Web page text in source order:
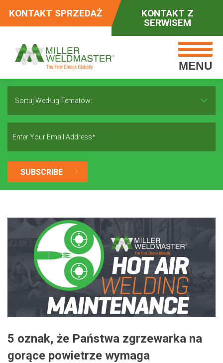
KONTAKT SPRZEDAŻ
KONTAKT Z
SERWISEM
MENU
Sortuj Według Tematów:
5 oznak, że Państwa zgrzewarka na
gorące powietrze wymaga